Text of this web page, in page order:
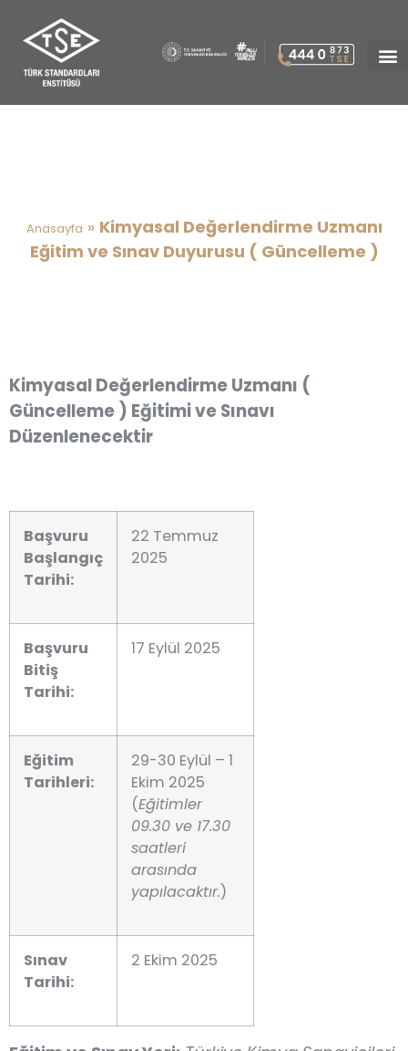
Anasayfa » Kimyasal Değerlendirme Uzmanı
Eğitim ve Sınav Duyurusu ( Güncelleme )
Kimyasal Değerlendirme Uzmanı (
Güncelleme ) Eğitimi ve Sınavı
Düzenlenecektir
Başvuru
Başlangıç
Tarihi:
22 Temmuz
2025
Başvuru
Bitiş
Tarihi:
17 Eylül 2025
Eğitim
Tarihleri:
29-30 Eylül – 1
Ekim 2025
(Eğitimler
09.30 ve 17.30
saatleri
arasında
yapılacaktır.)
Sınav
Tarihi:
2 Ekim 2025